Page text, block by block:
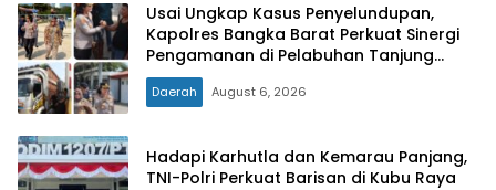
Usai Ungkap Kasus Penyelundupan,
Kapolres Bangka Barat Perkuat Sinergi
Pengamanan di Pelabuhan Tanjung
Kalian
Daerah August 6, 2026
Hadapi Karhutla dan Kemarau Panjang,
TNI-Polri Perkuat Barisan di Kubu Raya